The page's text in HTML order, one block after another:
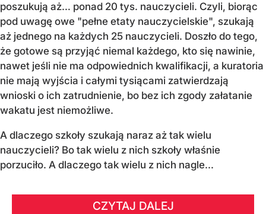
poszukują aż… ponad 20 tys. nauczycieli. Czyli, biorąc
pod uwagę owe "pełne etaty nauczycielskie", szukają
aż jednego na każdych 25 nauczycieli. Doszło do tego,
że gotowe są przyjąć niemal każdego, kto się nawinie,
nawet jeśli nie ma odpowiednich kwalifikacji, a kuratoria
nie mają wyjścia i całymi tysiącami zatwierdzają
wnioski o ich zatrudnienie, bo bez ich zgody załatanie
wakatu jest niemożliwe.
A dlaczego szkoły szukają naraz aż tak wielu
nauczycieli? Bo tak wielu z nich szkoły właśnie
porzuciło. A dlaczego tak wielu z nich nagle...
CZYTAJ DALEJ